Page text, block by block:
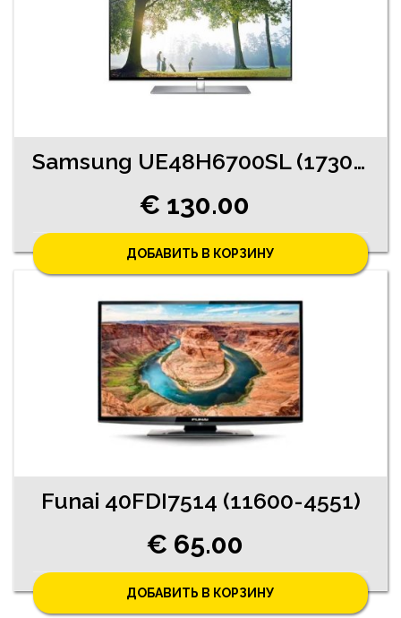
Samsung UE48H6700SL (1730-4563)
€ 130.00
ДОБАВИТЬ В КОРЗИНУ
Funai 40FDI7514 (11600-4551)
€ 65.00
ДОБАВИТЬ В КОРЗИНУ